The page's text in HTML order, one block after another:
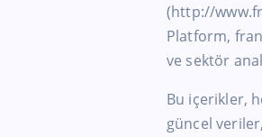
(http://
Platform,
ve sektör
Bu içerikler,
güncel